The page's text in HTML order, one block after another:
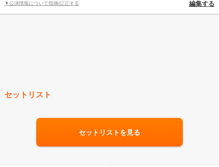
▼公演情報について指摘/訂正する 編集する
セットリスト
セットリストを見る